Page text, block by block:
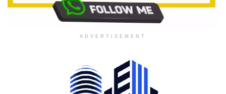
ADVERTISEMENT